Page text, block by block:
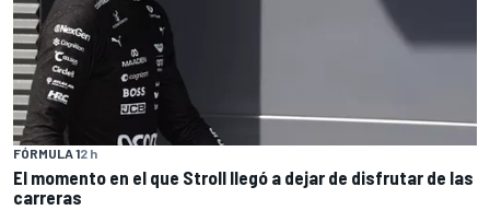
FÓRMULA 12 h
El momento en el que Stroll llegó a dejar de disfrutar de las
carreras